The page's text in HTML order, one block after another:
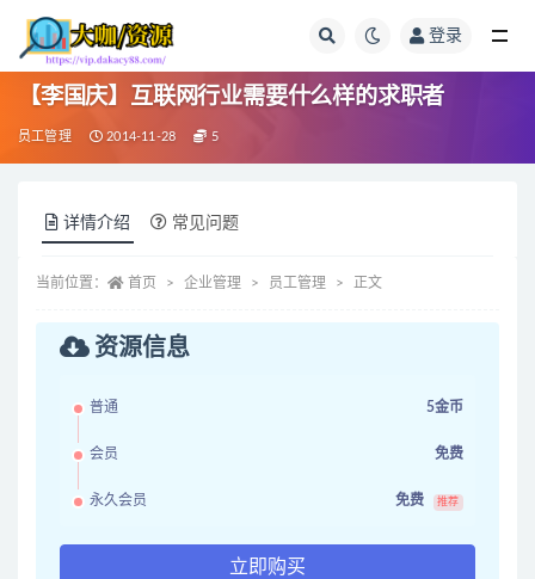
登录
【李国庆】互联网行业需要什么样的求职者
员工管理 2014-11-28 5
详情介绍 常见问题
当前位置： 首页 企业管理 员工管理 正文
资源信息
普通 5金币
会员 免费
永久会员 免费 推荐
立即购买
全部